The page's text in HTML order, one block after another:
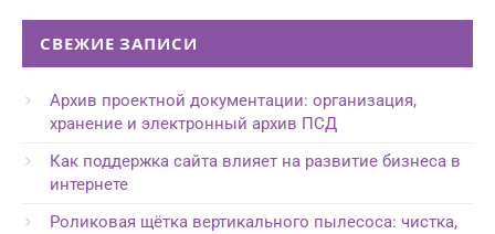
СВЕЖИЕ ЗАПИСИ
Архив проектной документации: организация,
хранение и электронный архив ПСД
Как поддержка сайта влияет на развитие бизнеса в
интернете
Роликовая щётка вертикального пылесоса: чистка,